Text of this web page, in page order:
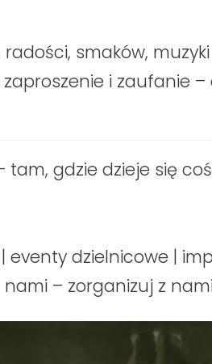
radości, smaków,
i zaufanie
tam, gdzie dzieje się
| eventy dzielnicowe |
nami – zorganizuj z